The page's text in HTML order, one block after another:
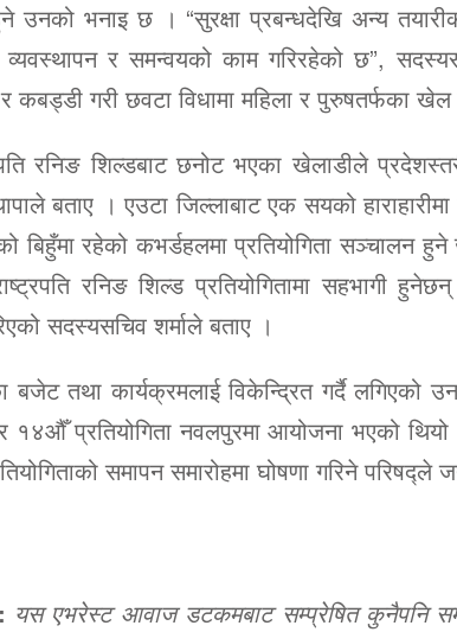
उनको भनाइ छ । “सुरक्षा प्रबन्धदेखि अन्य
र समन्वयको काम गरिरहेको छ”,
गरी छवटा विधामा महिला र पुरुषतर्फका
रनिङ शिल्डबाट छनोट भएका खेलाडीले
बताए । एउटा जिल्लाबाट एक सयको
रहेको कभर्डहलमा प्रतियोगिता सञ्चालन
रनिङ शिल्ड प्रतियोगितामा सहभागी
सदस्यसचिव शर्माले बताए ।
तथा कार्यक्रमलाई विकेन्द्रित गर्दै लगिएको
१४औँ प्रतियोगिता नवलपुरमा आयोजना भएको
समापन समारोहमा घोषणा गरिने परिषद्ले
यस एभरेस्ट आवाज डटकमबाट सम्प्रेषित कुनैपनि